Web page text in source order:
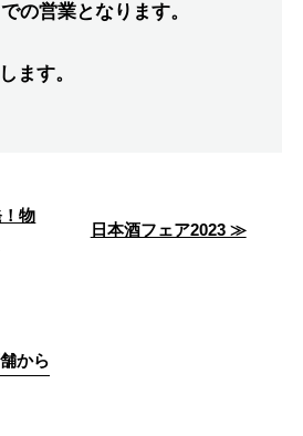
の営業となります。
ます。
物
日本酒フェア2023 ≫
から